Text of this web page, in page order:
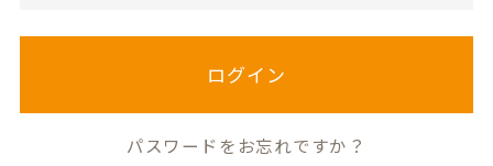
ログイン
パスワードをお忘れですか？